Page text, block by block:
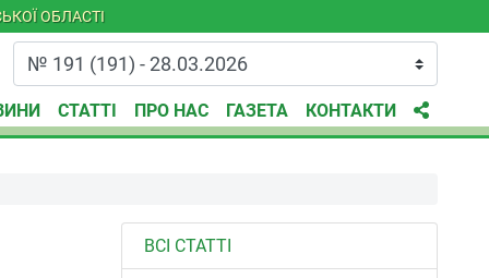
ОБЛАСТІ
СТАТТІ ПРО НАС ГАЗЕТА КОНТАКТИ
ВСІ СТАТТІ